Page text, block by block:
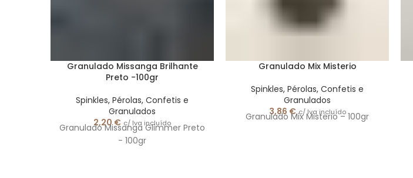
Granulado Missanga Brilhante
Preto -100gr
Spinkles, Pérolas, Confetis e
Granulados
2,20€ c/ Iva incluído
Granulado Missanga Glimmer Preto
- 100gr
Granulado Mix Misterio
Spinkles, Pérolas, Confetis e
Granulados
3,86 € c/ Iva incluído
Granulado Mix Misterio – 100gr